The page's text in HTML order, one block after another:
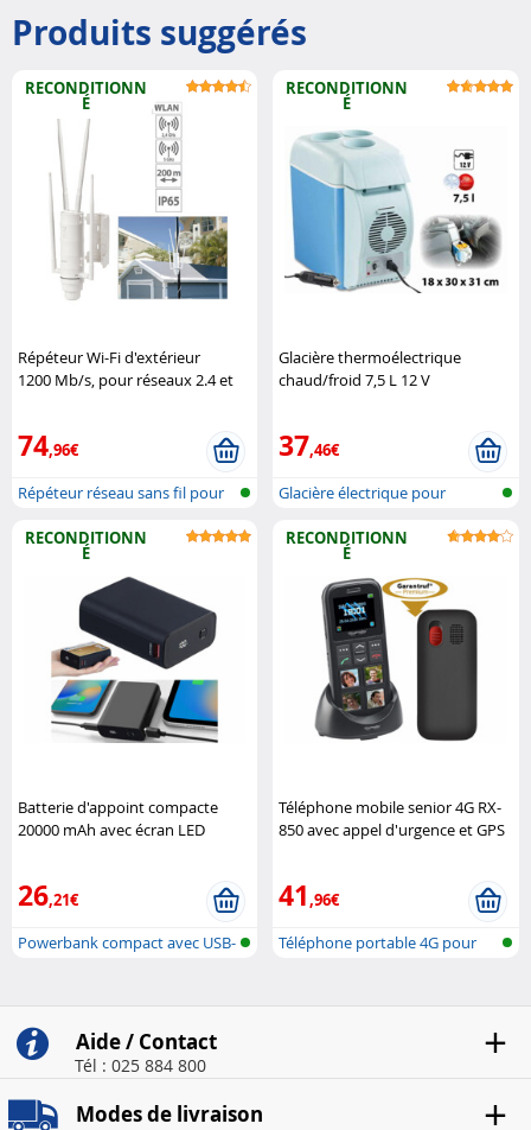
Produits suggérés
RECONDITIONN
É
Répéteur Wi-Fi d'extérieur
1200 Mb/s, pour réseaux 2.4 et
74,96€
Répéteur réseau sans fil pour
RECONDITIONN
É
Glacière thermoélectrique
chaud/froid 7,5 L 12 V
37,46€
Glacière électrique pour
RECONDITIONN
É
Batterie d'appoint compacte
20000 mAh avec écran LED
26,21€
Powerbank compact avec USB-
RECONDITIONN
É
Téléphone mobile senior 4G RX-
850 avec appel d'urgence et GPS
41,96€
Téléphone portable 4G pour
Aide / Contact
Tél : 025 884 800
Modes de livraison